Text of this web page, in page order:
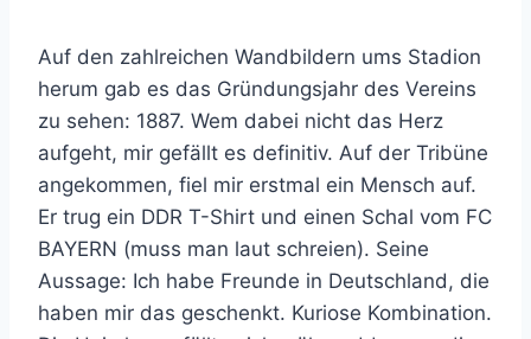
Auf den zahlreichen Wandbildern ums Stadion
herum gab es das Gründungsjahr des Vereins
zu sehen: 1887. Wem dabei nicht das Herz
aufgeht, mir gefällt es definitiv. Auf der Tribüne
angekommen, fiel mir erstmal ein Mensch auf.
Er trug ein DDR T-Shirt und einen Schal vom FC
BAYERN (muss man laut schreien). Seine
Aussage: Ich habe Freunde in Deutschland, die
haben mir das geschenkt. Kuriose Kombination.